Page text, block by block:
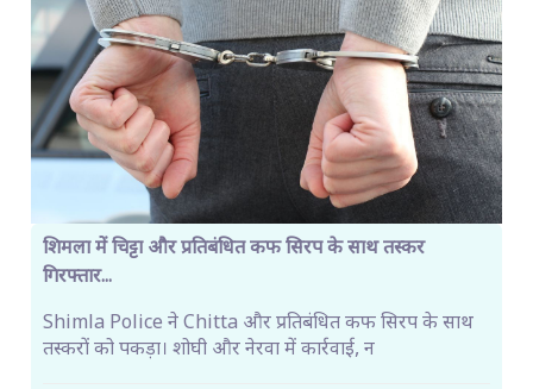
शिमला में चिट्टा और प्रतिबंधित कफ सिरप के साथ तस्कर
गिरफ्तार...
Shimla Police ने Chitta और प्रतिबंधित कफ सिरप के साथ
तस्करों को पकड़ा। शोघी और नेरवा में कार्रवाई, न